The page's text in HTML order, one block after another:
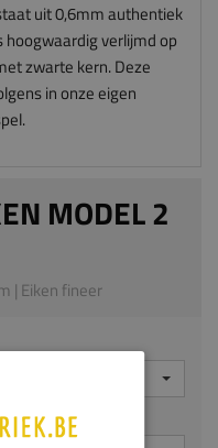
uit 0,6mm authentiek
hoogwaardig verlijmd op
zwarte kern. Deze
in onze eigen
MODEL 2
| Eiken fineer